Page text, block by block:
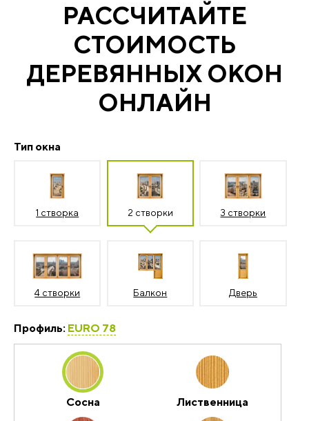
РАССЧИТАЙТЕ
СТОИМОСТЬ
ДЕРЕВЯННЫХ ОКОН
ОНЛАЙН
Тип окна
1 створка 2 створки 3 створки
4 створки Балкон Дверь
Профиль: EURO 78
Сосна Лиственница